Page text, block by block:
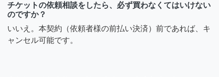
チケットの依頼相談をしたら、必ず買わなくてはいけない
のですか？
いいえ。本契約（依頼者様の前払い決済）前であれば、キ
ャンセル可能です。